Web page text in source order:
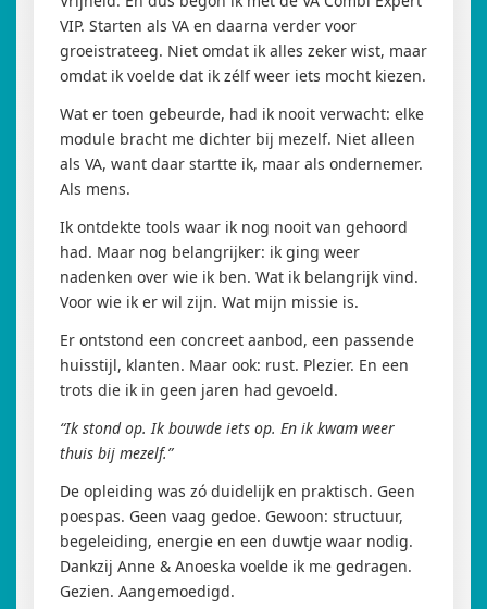
VIP. Starten als VA en daarna verder voor
groeistrateeg. Niet omdat ik alles zeker wist, maar
omdat ik voelde dat ik zélf weer iets mocht kiezen.
Wat er toen gebeurde, had ik nooit verwacht: elke
module bracht me dichter bij mezelf. Niet alleen
als VA, want daar startte ik, maar als ondernemer.
Als mens.
Ik ontdekte tools waar ik nog nooit van gehoord
had. Maar nog belangrijker: ik ging weer
nadenken over wie ik ben. Wat ik belangrijk vind.
Voor wie ik er wil zijn. Wat mijn missie is.
Er ontstond een concreet aanbod, een passende
huisstijl, klanten. Maar ook: rust. Plezier. En een
trots die ik in geen jaren had gevoeld.
“Ik stond op. Ik bouwde iets op. En ik kwam weer
thuis bij mezelf.”
De opleiding was zó duidelijk en praktisch. Geen
poespas. Geen vaag gedoe. Gewoon: structuur,
begeleiding, energie en een duwtje waar nodig.
Dankzij Anne & Anoeska voelde ik me gedragen.
Gezien. Aangemoedigd.